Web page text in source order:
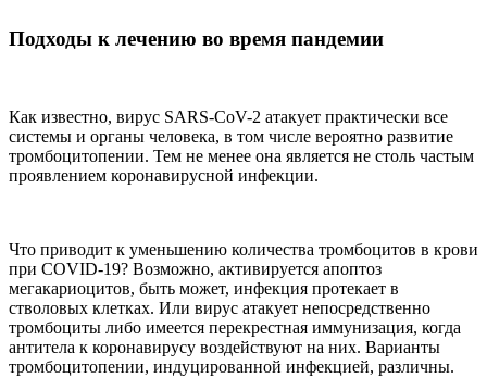
Подходы к лечению во время пандемии
Как известно, вирус SARS-CoV-2 атакует практически все
системы и органы человека, в том числе вероятно развитие
тромбоцитопении. Тем не менее она является не столь частым
проявлением коронавирусной инфекции.
Что приводит к уменьшению количества тромбоцитов в крови
при COVID-19? Возможно, активируется апоптоз
мегакариоцитов, быть может, инфекция протекает в
стволовых клетках. Или вирус атакует непосредственно
тромбоциты либо имеется перекрестная иммунизация, когда
антитела к коронавирусу воздействуют на них. Варианты
тромбоцитопении, индуцированной инфекцией, различны.